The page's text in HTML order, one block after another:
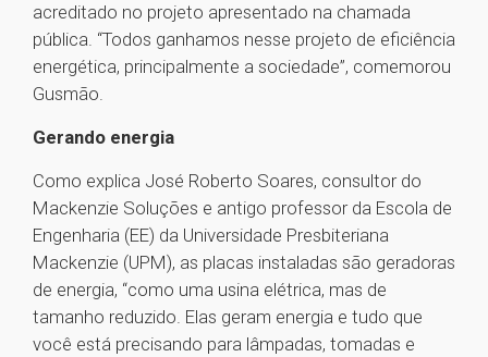
acreditado no projeto apresentado na chamada
pública. “Todos ganhamos nesse projeto de eficiência
energética, principalmente a sociedade”, comemorou
Gusmão.
Gerando energia
Como explica José Roberto Soares, consultor do
Mackenzie Soluções e antigo professor da Escola de
Engenharia (EE) da Universidade Presbiteriana
Mackenzie (UPM), as placas instaladas são geradoras
de energia, “como uma usina elétrica, mas de
tamanho reduzido. Elas geram energia e tudo que
você está precisando para lâmpadas, tomadas e